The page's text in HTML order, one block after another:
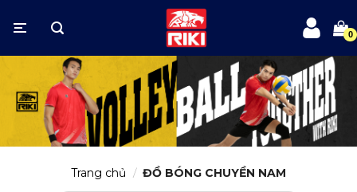
qua
dung
Trang chủ / ĐỒ BÓNG CHUYỀN NAM